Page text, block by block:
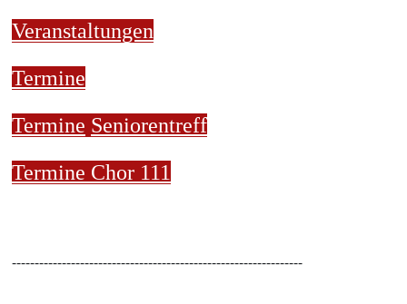
Veranstaltungen
Termine
Termine Seniorentreff
Termine Chor 111
----------------------------------------------------------------